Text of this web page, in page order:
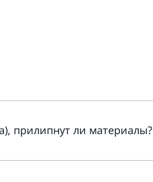
прилипнут ли материалы?